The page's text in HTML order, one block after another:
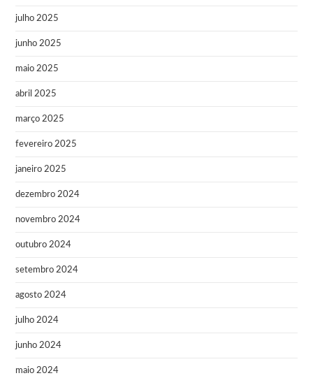
julho 2025
junho 2025
maio 2025
abril 2025
março 2025
fevereiro 2025
janeiro 2025
dezembro 2024
novembro 2024
outubro 2024
setembro 2024
agosto 2024
julho 2024
junho 2024
maio 2024